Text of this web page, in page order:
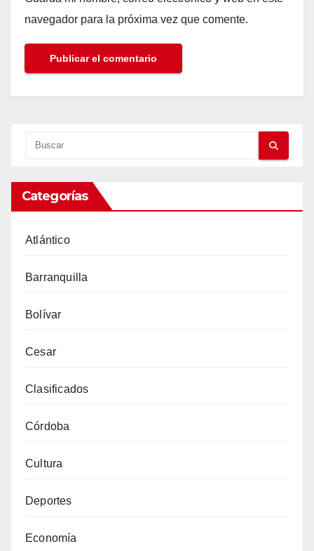
navegador para la próxima vez que comente.
Categorías
Atlántico
Barranquilla
Bolívar
Cesar
Clasificados
Córdoba
Cultura
Deportes
Economía